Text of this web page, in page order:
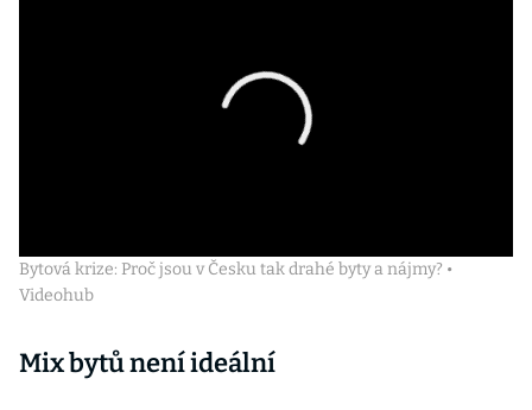
Bytová krize: Proč jsou v Česku tak drahé byty a nájmy? •
Videohub
Mix bytů není ideální